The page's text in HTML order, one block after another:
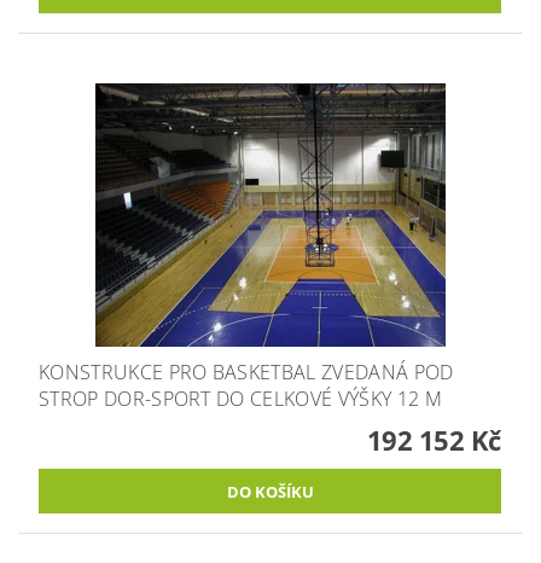
KONSTRUKCE PRO BASKETBAL ZVEDANÁ POD
STROP DOR-SPORT DO CELKOVÉ VÝŠKY 12 M
192 152 Kč